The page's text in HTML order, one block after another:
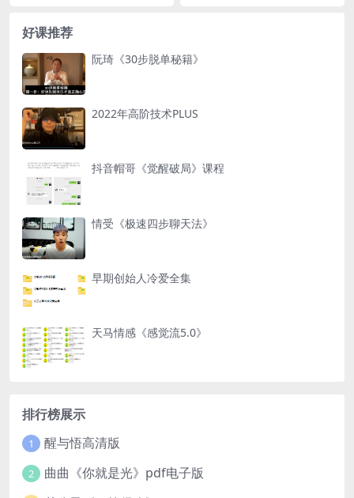
好课推荐
阮琦《30步脱单秘籍》
2022年高阶技术PLUS
抖音帽哥《觉醒破局》课程
情受《极速四步聊天法》
早期创始人冷爱全集
天马情感《感觉流5.0》
排行榜展示
1 醒与悟高清版
2 曲曲《你就是光》pdf电子版